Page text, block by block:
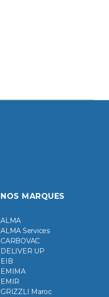
NOS MARQUES
ALMA
ALMA Services
CARBOVAC
DELIVER UP
EIB
EMIMA
EMIR
GRIZZLI Maroc